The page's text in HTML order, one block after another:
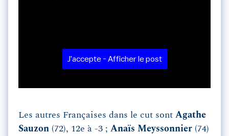
J'accepte - Afficher le post
Les autres Françaises dans le cut sont Agathe
Sauzon (72), 12e à -3 ; Anaïs Meyssonnier (74)